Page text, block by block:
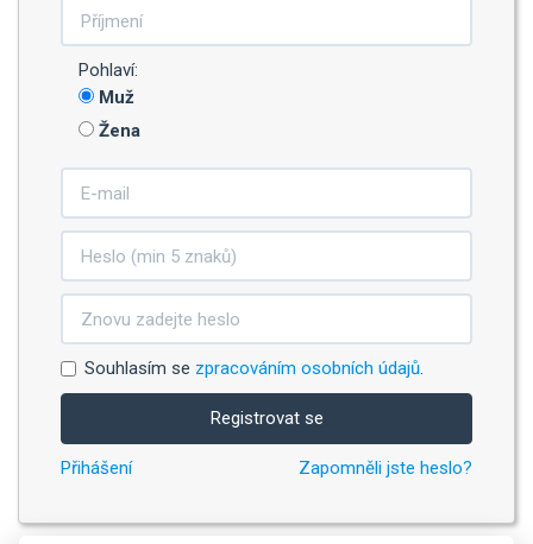
Pohlaví:
Muž
Žena
Souhlasím se zpracováním osobních údajů.
Registrovat se
Přihášení Zapomněli jste heslo?